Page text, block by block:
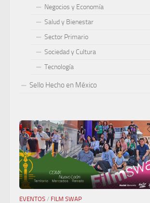
Negocios y Economía
Salud y Bienestar
Sector Primario
Sociedad y Cultura
Tecnología
Sello Hecho en México
EVENTOS / FILM SWAP